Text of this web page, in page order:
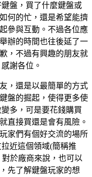
盤，買了什麼鍵盤或
何的忙，還是希望能擠
參與互動。不過各位應
辦的時間也往後延了一
，不過有興趣的朋友就
謝各位。
，還是以最簡單的方式
盤的掘起，使得更多使
多，可是要花錢購買
直接買還是會有風險。
家們有個好交流的場所
近這個領域(簡稱推
於廠商來說，也可以
先了解鍵盤玩家的想